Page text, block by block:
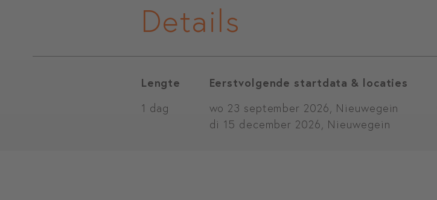
Details
Lengte
1 dag
Eerstvolgende startdata & locaties
wo 23 september 2026, Nieuwegein
di 15 december 2026, Nieuwegein